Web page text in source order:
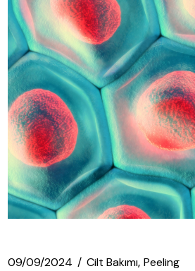
09/09/2024 Cilt Bakımı Peeling